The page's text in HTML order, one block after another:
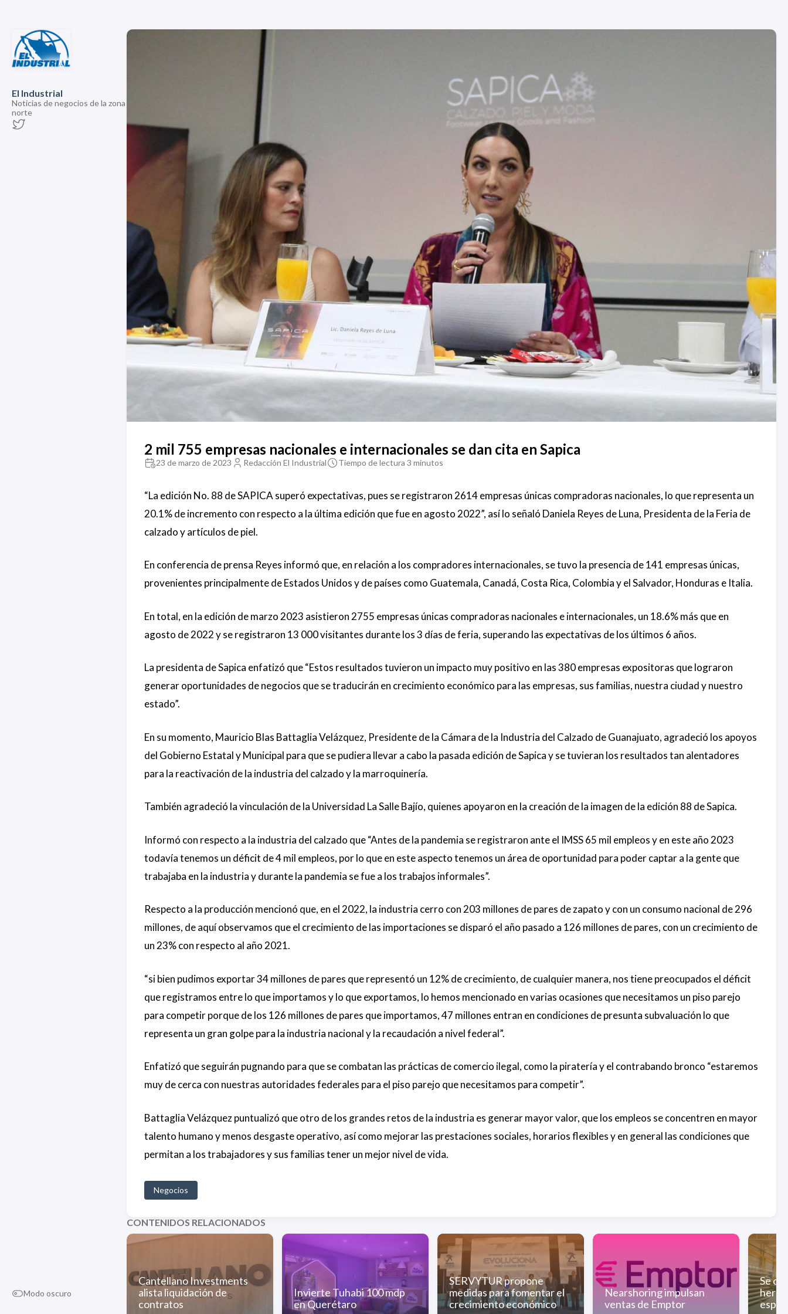
El Industrial
Noticias de negocios de la zona
norte
Modo oscuro
2 mil 755 empresas nacionales e internacionales se dan cita en Sapica
23 de marzo de 2023 Redacción El Industrial Tiempo de lectura 3 minutos
“La edición No. 88 de SAPICA superó expectativas, pues se registraron 2614 empresas únicas compradoras nacionales, lo que representa un
20.1% de incremento con respecto a la última edición que fue en agosto 2022”, así lo señaló Daniela Reyes de Luna, Presidenta de la Feria de
calzado y artículos de piel.
En conferencia de prensa Reyes informó que, en relación a los compradores internacionales, se tuvo la presencia de 141 empresas únicas,
provenientes principalmente de Estados Unidos y de países como Guatemala, Canadá, Costa Rica, Colombia y el Salvador, Honduras e Italia.
En total, en la edición de marzo 2023 asistieron 2755 empresas únicas compradoras nacionales e internacionales, un 18.6% más que en
agosto de 2022 y se registraron 13 000 visitantes durante los 3 días de feria, superando las expectativas de los últimos 6 años.
La presidenta de Sapica enfatizó que “Estos resultados tuvieron un impacto muy positivo en las 380 empresas expositoras que lograron
generar oportunidades de negocios que se traducirán en crecimiento económico para las empresas, sus familias, nuestra ciudad y nuestro
estado”.
En su momento, Mauricio Blas Battaglia Velázquez, Presidente de la Cámara de la Industria del Calzado de Guanajuato, agradeció los apoyos
del Gobierno Estatal y Municipal para que se pudiera llevar a cabo la pasada edición de Sapica y se tuvieran los resultados tan alentadores
para la reactivación de la industria del calzado y la marroquinería.
También agradeció la vinculación de la Universidad La Salle Bajío, quienes apoyaron en la creación de la imagen de la edición 88 de Sapica.
Informó con respecto a la industria del calzado que “Antes de la pandemia se registraron ante el IMSS 65 mil empleos y en este año 2023
todavía tenemos un déficit de 4 mil empleos, por lo que en este aspecto tenemos un área de oportunidad para poder captar a la gente que
trabajaba en la industria y durante la pandemia se fue a los trabajos informales”.
Respecto a la producción mencionó que, en el 2022, la industria cerro con 203 millones de pares de zapato y con un consumo nacional de 296
millones, de aquí observamos que el crecimiento de las importaciones se disparó el año pasado a 126 millones de pares, con un crecimiento de
un 23% con respecto al año 2021.
“si bien pudimos exportar 34 millones de pares que representó un 12% de crecimiento, de cualquier manera, nos tiene preocupados el déficit
que registramos entre lo que importamos y lo que exportamos, lo hemos mencionado en varias ocasiones que necesitamos un piso parejo
para competir porque de los 126 millones de pares que importamos, 47 millones entran en condiciones de presunta subvaluación lo que
representa un gran golpe para la industria nacional y la recaudación a nivel federal”.
Enfatizó que seguirán pugnando para que se combatan las prácticas de comercio ilegal, como la piratería y el contrabando bronco “estaremos
muy de cerca con nuestras autoridades federales para el piso parejo que necesitamos para competir”.
Battaglia Velázquez puntualizó que otro de los grandes retos de la industria es generar mayor valor, que los empleos se concentren en mayor
talento humano y menos desgaste operativo, así como mejorar las prestaciones sociales, horarios flexibles y en general las condiciones que
permitan a los trabajadores y sus familias tener un mejor nivel de vida.
Negocios
CONTENIDOS RELACIONADOS
Cantellano Investments
alista liquidación de
contratos
Invierte Tuhabi 100 mdp
en Querétaro
SERVYTUR propone
medidas para fomentar el
crecimiento económico
Nearshoring impulsan
ventas de Emptor
Se